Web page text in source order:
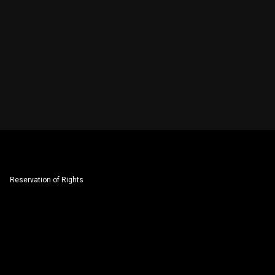
Reservation of Rights